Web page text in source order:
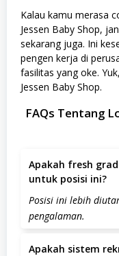
Kalau kamu merasa
Jessen Baby Shop,
sekarang juga. Ini
pengen kerja di
fasilitas yang oke.
Jessen Baby Shop.
FAQs Tentang
Apakah fresh
untuk posisi ini?
Posisi ini lebih
pengalaman.
Apakah sistem